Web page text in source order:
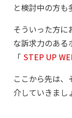
と検討中の方も
そういった方に
な訴求力のある
「 STEP UP
ここから先は、
介していきまし